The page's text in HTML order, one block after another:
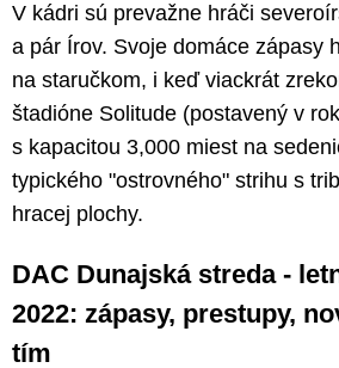
V kádri sú prevažne hráči
a pár Írov. Svoje domáce zápasy
na staručkom, i keď viackrát
štadióne Solitude (postavený v
s kapacitou 3,000 miest na
typického "ostrovného" strihu s
hracej plochy.
DAC Dunajská streda -
2022: zápasy, prestupy,
tím